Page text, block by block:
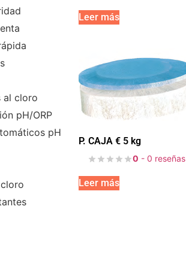
al cloro
pH/ORP
pH
Leer más
P. CAJA € 5 kg
0 - 0 reseñas
Leer más